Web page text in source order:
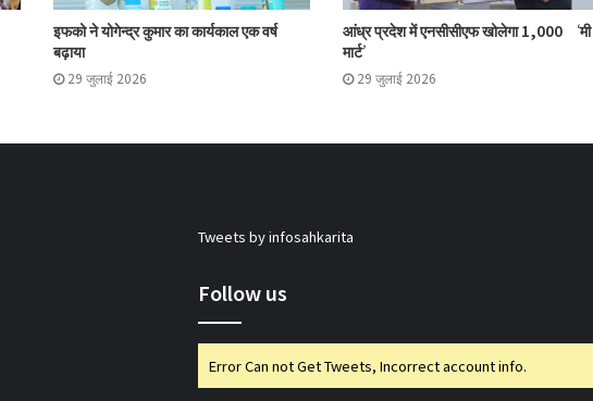
मोहोल और गुर्जर ने की प्रमुख सहकारी योजनाओं की
गुजकॉमासोल पीनट बटर उत्पादन के क्षेत्र में करेगा
प्रवेश
इफको ने योगेन्द्र कुमार का कार्यकाल एक वर्ष
बढ़ाया
29 जुलाई 2026
आंध्र प्रदेश में एनसीसीएफ खोलेगा 1,000 ‘मी
मार्ट’
29 जुलाई 2026
Tweets by infosahkarita
Follow us
Error Can not Get Tweets, Incorrect account info.